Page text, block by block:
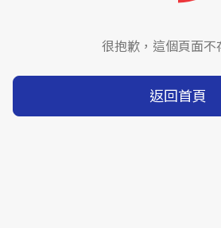
很抱歉，這個頁面不
返回首頁